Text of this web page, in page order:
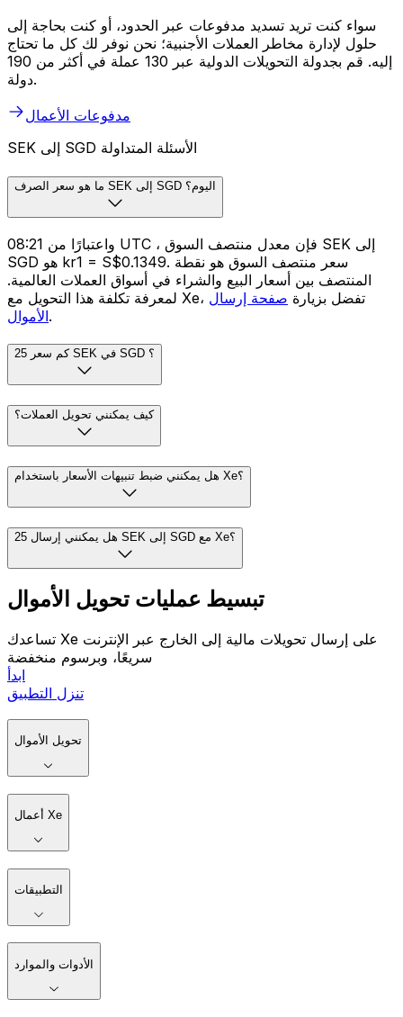
سواء كنت تريد تسديد مدفوعات عبر الحدود، أو كنت بحاجة إلى
حلول لإدارة مخاطر العملات الأجنبية؛ نحن نوفر لك كل ما تحتاج
إليه. قم بجدولة التحويلات الدولية عبر 130 عملة في أكثر من 190
دولة.
مدفوعات الأعمال
SEK إلى SGD الأسئلة المتداولة
ما هو سعر الصرف SEK إلى SGD اليوم؟
واعتبارًا من 08:21 UTC ، فإن معدل منتصف السوق SEK إلى
SGD هو kr1 = S$0.1349. سعر منتصف السوق هو نقطة
المنتصف بين أسعار البيع والشراء في أسواق العملات العالمية.
لمعرفة تكلفة هذا التحويل مع Xe، تفضل بزيارة صفحة إرسال
الأموال.
كم سعر 25 SEK في SGD ؟
كيف يمكنني تحويل العملات؟
هل يمكنني ضبط تنبيهات الأسعار باستخدام Xe؟
هل يمكنني إرسال 25 SEK إلى SGD مع Xe؟
تبسيط عمليات تحويل الأموال
تساعدك Xe على إرسال تحويلات مالية إلى الخارج عبر الإنترنت
سريعًا، وبرسوم منخفضة
ابدأ
تنزل التطبيق
تحويل الأموال
أعمال Xe
التطبيقات
الأدوات والموارد